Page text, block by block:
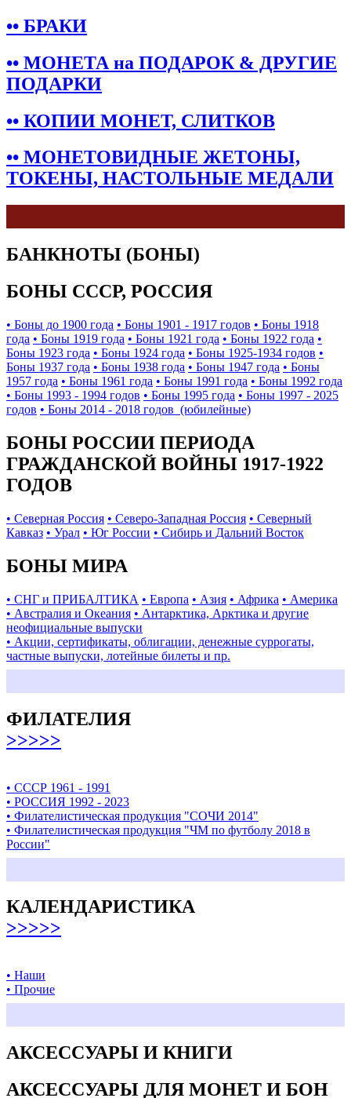
•• БРАКИ
•• МОНЕТА на ПОДАРОК & ДРУГИЕ
ПОДАРКИ
•• КОПИИ МОНЕТ, СЛИТКОВ
•• МОНЕТОВИДНЫЕ ЖЕТОНЫ,
ТОКЕНЫ, НАСТОЛЬНЫЕ МЕДАЛИ
БАНКНОТЫ (БОНЫ)
БОНЫ СССР, РОССИЯ
• Боны до 1900 года • Боны 1901 - 1917 годов • Боны 1918
года • Боны 1919 года • Боны 1921 года • Боны 1922 года •
Боны 1923 года • Боны 1924 года • Боны 1925-1934 годов •
Боны 1937 года • Боны 1938 года • Боны 1947 года • Боны
1957 года • Боны 1961 года • Боны 1991 года • Боны 1992 года
• Боны 1993 - 1994 годов • Боны 1995 года • Боны 1997 - 2025
годов • Боны 2014 - 2018 годов (юбилейные)
БОНЫ РОССИИ ПЕРИОДА
ГРАЖДАНСКОЙ ВОЙНЫ 1917-1922
ГОДОВ
• Северная Россия • Северо-Западная Россия • Северный
Кавказ • Урал • Юг России • Сибирь и Дальний Восток
БОНЫ МИРА
• СНГ и ПРИБАЛТИКА • Европа • Азия • Африка • Америка
• Австралия и Океания • Антарктика, Арктика и другие
неофициальные выпуски
• Акции, сертификаты, облигации, денежные суррогаты,
частные выпуски, лотейные билеты и пр.
ФИЛАТЕЛИЯ
>>>>>
• СССР 1961 - 1991
• РОССИЯ 1992 - 2023
• Филателистическая продукция "СОЧИ 2014"
• Филателистическая продукция "ЧМ по футболу 2018 в
России"
КАЛЕНДАРИСТИКА
>>>>>
• Наши
• Прочие
АКСЕССУАРЫ И КНИГИ
АКСЕССУАРЫ ДЛЯ МОНЕТ И БОН